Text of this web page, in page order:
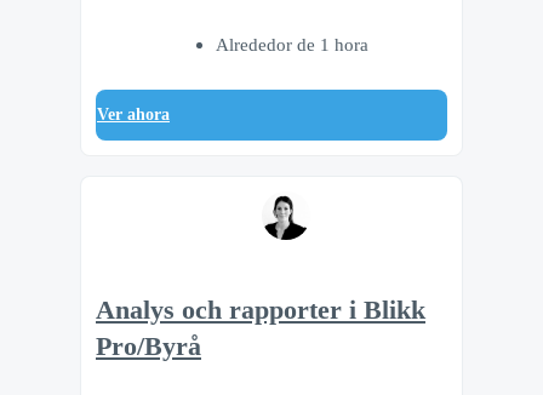
Alrededor de 1 hora
Ver ahora
Analys och rapporter i Blikk
Pro/Byrå